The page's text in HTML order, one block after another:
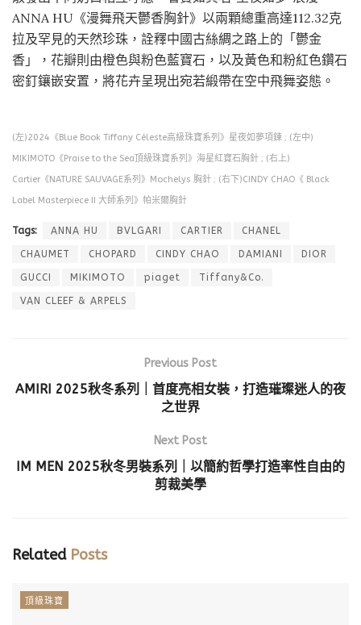
ANNA HU《漫舞飛天鬱香胸針》以兩顆總重高達112.32克
拉及罕見的天然珍珠，詮釋中國古絲綢之路上的「鬱金
香」，花瓣則由橙色與粉色藍寶石，以及黃色和粉紅色鑽石
密釘鑲嵌安置，將花卉呈現出宛若緞帶在空中飛舞姿態。
(左)2024《Blue Book Tiffany Céleste高級珠寶系列》星夜如夢項鍊 ; (左中)
MIKIMOTO《Praise to the Sea頂級珠寶系列》海星紅寶石胸針 ; (右上)
Cartier《NATURE SAUVAGE系列》Mochelys 胸針 ; (右下)CINDY CHAO《 Black
Label Masterpiece II 大師系列》帕米爾胸針
Tags: ANNA HU BVLGARI CARTIER CHANEL
CHAUMET CHOPARD CINDY CHAO DAMIANI DIOR
GUCCI MIKIMOTO piaget Tiffany&Co.
VAN CLEEF & ARPELS
Previous Post
AMIRI 2025秋冬系列｜首度亮相女裝，打造璀璨迷人的夜
之世界
Next Post
IM MEN 2025秋冬男裝系列｜以簡約哲學打造率性自由的
剪裁美學
RelatedPosts
頂級珠寶